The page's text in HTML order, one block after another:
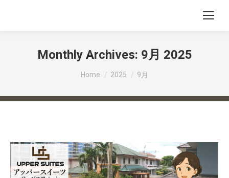
Monthly Archives: 9月 2025
You are here:
Home 2025 9月